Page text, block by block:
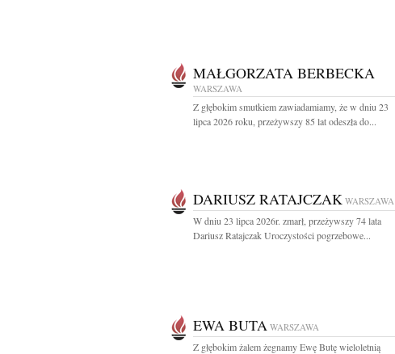
MAŁGORZATA BERBECKA
WARSZAWA
Z głębokim smutkiem zawiadamiamy, że w dniu 23
lipca 2026 roku, przeżywszy 85 lat odeszła do...
DARIUSZ RATAJCZAK WARSZAWA
W dniu 23 lipca 2026r. zmarł, przeżywszy 74 lata
Dariusz Ratajczak Uroczystości pogrzebowe...
EWA BUTA WARSZAWA
Z głębokim żalem żegnamy Ewę Butę wieloletnią